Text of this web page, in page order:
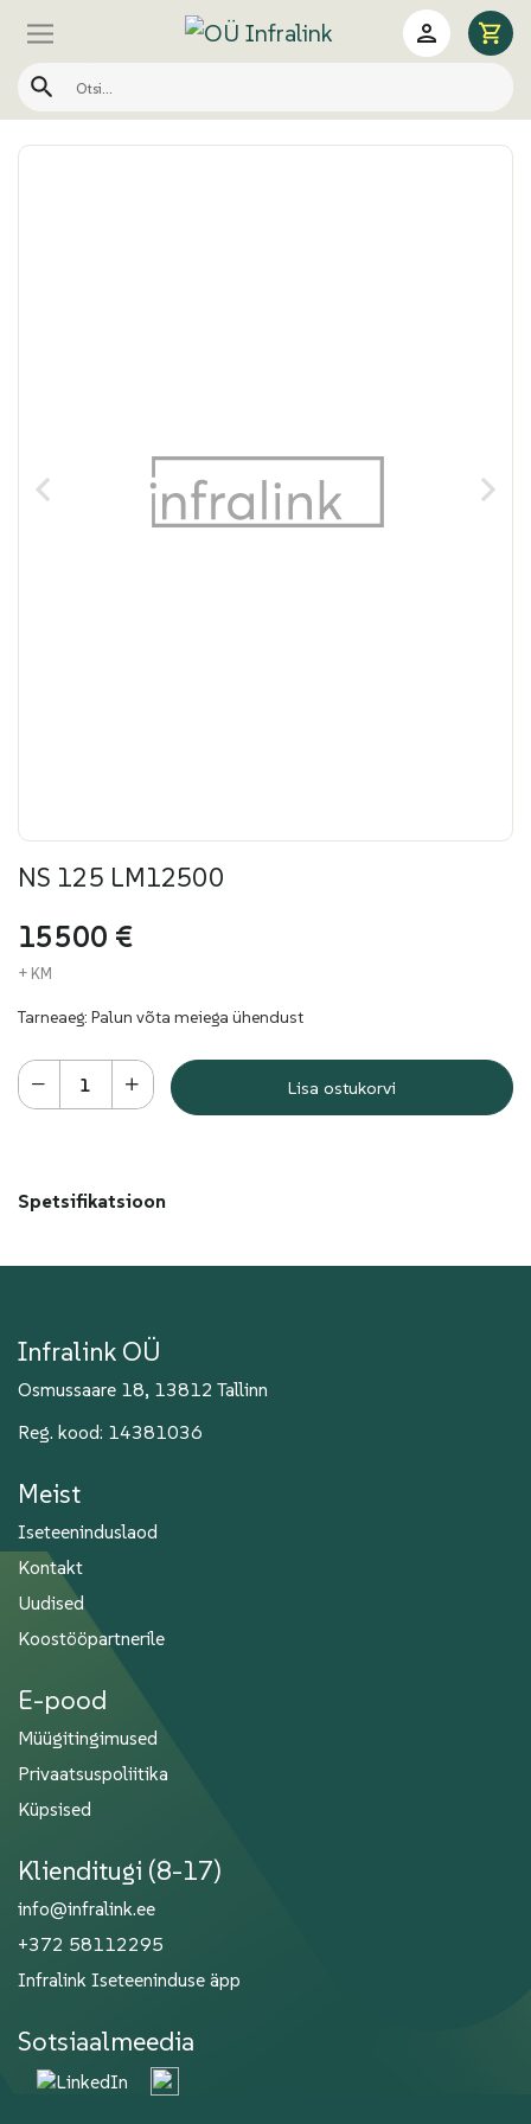
NS 125 LM12500
15500 €
+ KM
Tarneaeg: Palun võta meiega ühendust
Lisa ostukorvi
Spetsifikatsioon
Infralink OÜ
Osmussaare 18, 13812 Tallinn
Reg. kood: 14381036
Meist
Iseteeninduslaod
Kontakt
Uudised
Koostööpartnerile
E-pood
Müügitingimused
Privaatsuspoliitika
Küpsised
Klienditugi (8-17)
info@infralink.ee
+372 58112295
Infralink Iseteeninduse äpp
Sotsiaalmeedia